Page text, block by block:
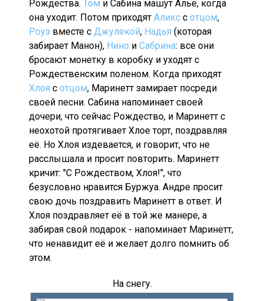
Рождества. Том и Сабина машут Алье, когда
она уходит. Потом приходят Аликс с отцом,
Роуз вместе с Джулекой, Надья (которая
забирает Манон), Нино и Сабрина: все они
бросают монетку в коробку и уходят с
Рождественским поленом. Когда приходят
Хлоя с отцом, Маринетт замирает посреди
своей песни. Сабина напоминает своей
дочери, что сейчас Рождество, и Маринетт с
неохотой протягивает Хлое торт, поздравляя
её. Но Хлоя издевается, и говорит, что не
расслышала и просит повторить. Маринетт
кричит: "С Рождеством, Хлоя!", что
безусловно нравится Буржуа. Андре просит
свою дочь поздравить Маринетт в ответ. И
Хлоя поздравляет её в той же манере, а
забирая свой подарок - напоминает Маринетт,
что ненавидит её и желает долго помнить об
этом.
На снегу.